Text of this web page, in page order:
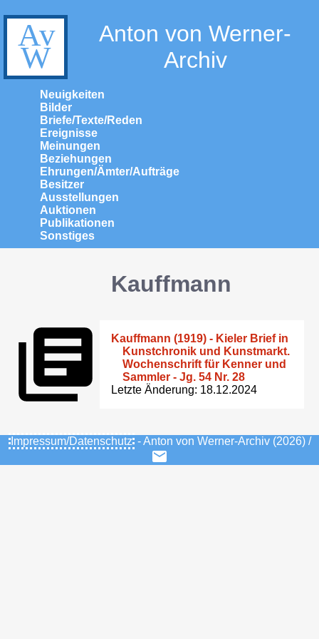
Anton von Werner-
Archiv
Neuigkeiten
Bilder
Briefe/Texte/Reden
Ereignisse
Meinungen
Beziehungen
Ehrungen/Ämter/Aufträge
Besitzer
Ausstellungen
Auktionen
Publikationen
Sonstiges
Kauffmann
Kauffmann (1919) - Kieler Brief in
Kunstchronik und Kunstmarkt.
Wochenschrift für Kenner und
Sammler - Jg. 54 Nr. 28
Letzte Änderung: 18.12.2024
Impressum/Datenschutz - Anton von Werner-Archiv (2026) /